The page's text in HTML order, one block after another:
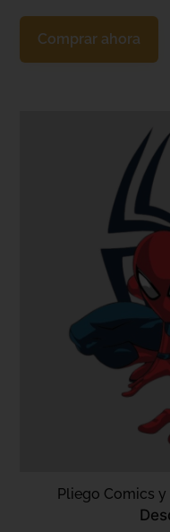
Comprar ahora
Pliego Comics